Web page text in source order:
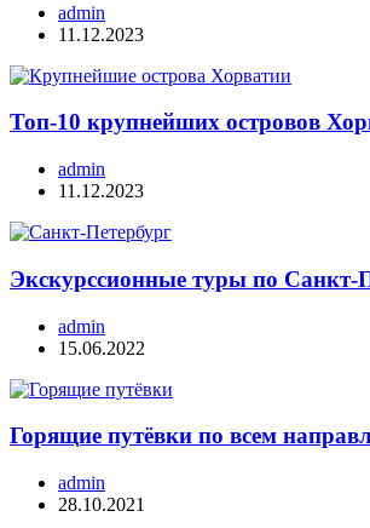
admin
11.12.2023
Топ-10 крупнейших островов
admin
11.12.2023
Экскурссионные туры по Санкт-
admin
15.06.2022
Горящие путёвки по всем
admin
28.10.2021